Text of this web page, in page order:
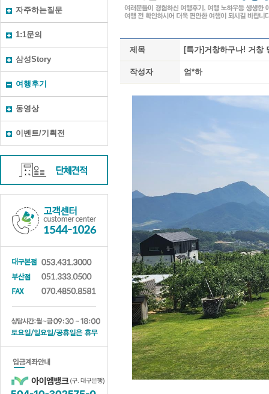
자주하는질문
1:1문의
삼성Story
여행후기
동영상
이벤트/기획전
제목 [특가]거창하구나! 거창
작성자 엄*하